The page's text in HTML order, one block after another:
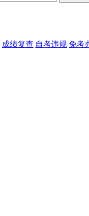
成绩复查 自考违规 免考